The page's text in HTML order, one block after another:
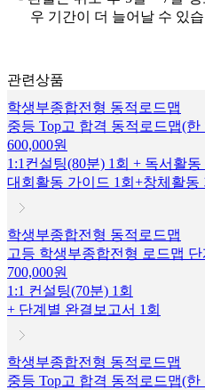
우 기간이 더 늘어날 수 있
관련상품
학생부종합전형 동적로드맵
중등 Top고 합격 동적로드맵(한
600,000원
1:1컨설팅(80분) 1회 + 독서활동
대회활동 가이드 1회+창체활동
학생부종합전형 동적로드맵
고등 학생부종합전형 로드맵
700,000원
1:1 컨설팅(70분) 1회
+ 단계별 완결보고서 1회
학생부종합전형 동적로드맵
중등 Top고 합격 동적로드맵(한